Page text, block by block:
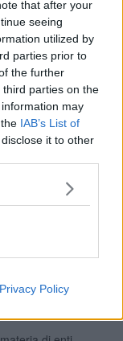
that after your
seeing
utilized by
parties prior to
the further
parties on the
may
IAB’s List of
it to other
Privacy Policy
attività che sta
ragionamento
motivazione
ai crediti
nel Piano
Comunale, dei
ha ritenuto
amministratori dei
individuare
tra le
prossimi anni un
vuole capire se ci
non versate dai